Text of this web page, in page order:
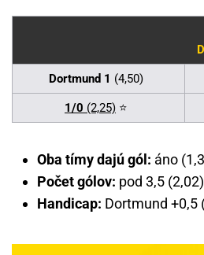
Dortmund 1 (4,50)
1/0 (2,25) ⭐
Oba tímy dajú gól: áno
Počet gólov: pod 3,5
Handicap: Dortmund +0,5